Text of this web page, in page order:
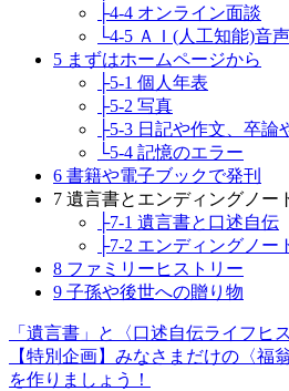
├4-4 オンライン面談
└4-5 ＡＩ(人工知能)音
5 まずはホームページから
├5-1 個人年表
├5-2 写真
├5-3 日記や作文、卒論
└5-4 記憶のエラー
6 書籍や電子ブックで発刊
7 遺言書とエンディングノー
├7-1 遺言書と口述自伝
├7-2 エンディングノー
8 ファミリーヒストリー
9 子孫や後世への贈り物
「遺言書」と〈口述自伝ライフヒ
【特別企画】みなさまだけの〈福
を作りましょう！